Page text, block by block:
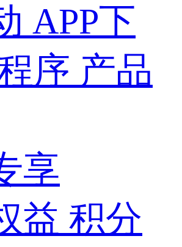
APP下
序 产品
享
益 积分